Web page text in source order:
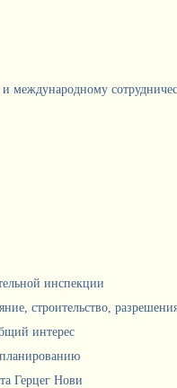
международному
инспекции
строительство,
интерес
Герцег Нови